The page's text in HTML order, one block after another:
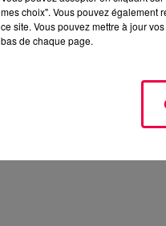
mes choix". Vous pouvez également
ce site. Vous pouvez mettre à jour
bas de chaque page.